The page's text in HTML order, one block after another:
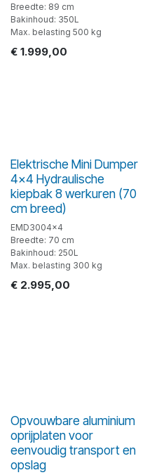
Breedte: 89 cm
Bakinhoud: 350L
Max. belasting 500 kg
€ 1.999,00
Elektrische Mini Dumper
4x4 Hydraulische
kiepbak 8 werkuren (70
cm breed)
EMD3004x4
Breedte: 70 cm
Bakinhoud: 250L
Max. belasting 300 kg
€ 2.995,00
Opvouwbare aluminium
oprijplaten voor
eenvoudig transport en
opslag